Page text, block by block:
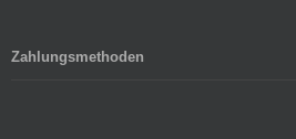
Zahlungsmethoden